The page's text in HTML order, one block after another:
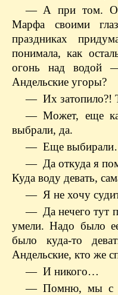
— А при том. От
Марфа своими
праздниках
понимала, как
огонь над водой
Андельские угоры?
— Их затопило?!
— Может, еще
выбрали, да.
— Еще
— Да откуда я
Куда воду девать,
— Я не хочу
— Да нечего тут
умели. Надо было
было куда-то
Андельские, кто же
— И никого…
— Помню, мы с